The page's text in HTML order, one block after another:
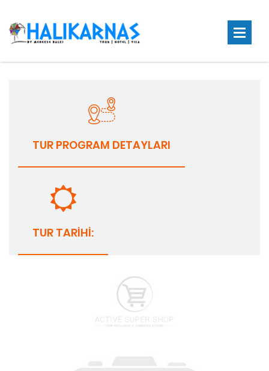
TUR PROGRAM DETAYLARI
TUR TARIHI: